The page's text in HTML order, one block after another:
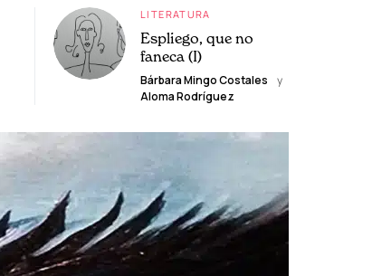
LITERATURA
Espliego, que no
faneca (I)
Bárbara Mingo Costales
y
Aloma Rodríguez